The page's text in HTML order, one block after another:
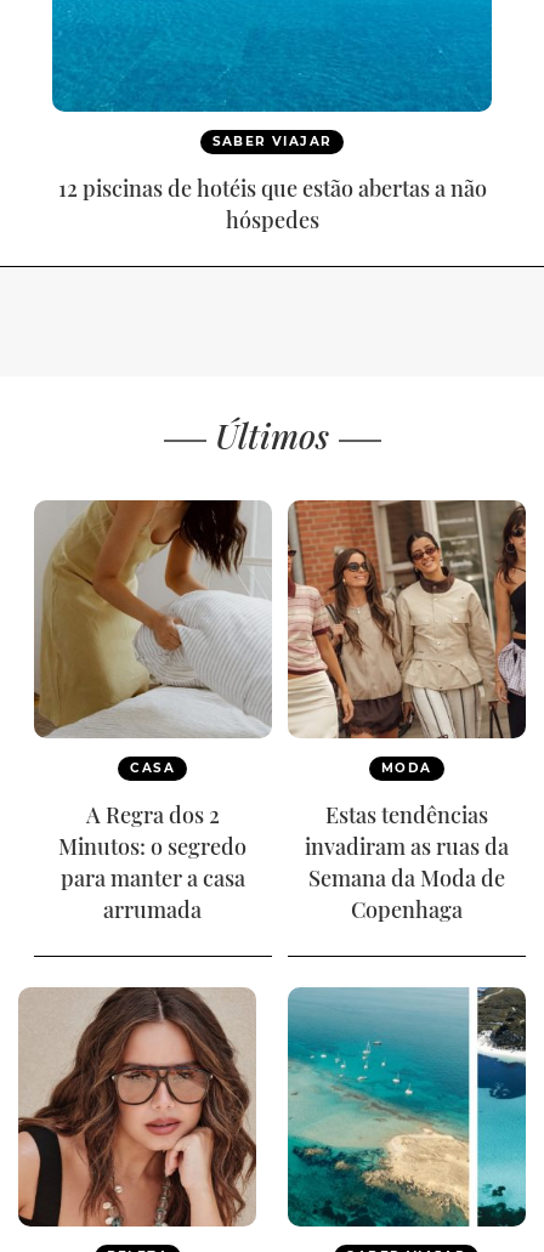
SABER VIAJAR
12 piscinas de hotéis que estão abertas a não
hóspedes
Últimos
CASA
A Regra dos 2
Minutos: o segredo
para manter a casa
arrumada
MODA
Estas tendências
invadiram as ruas da
Semana da Moda de
Copenhaga